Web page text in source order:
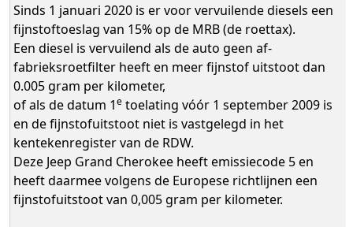
Sinds 1 januari 2020 is er voor vervuilende diesels een
fijnstoftoeslag van 15% op de MRB (de roettax).
Een diesel is vervuilend als de auto geen af-
fabrieksroetfilter heeft en meer fijnstof uitstoot dan
0.005 gram per kilometer,
of als de datum 1e toelating vóór 1 september 2009 is
en de fijnstofuitstoot niet is vastgelegd in het
kentekenregister van de RDW.
Deze Jeep Grand Cherokee heeft emissiecode 5 en
heeft daarmee volgens de Europese richtlijnen een
fijnstofuitstoot van 0,005 gram per kilometer.